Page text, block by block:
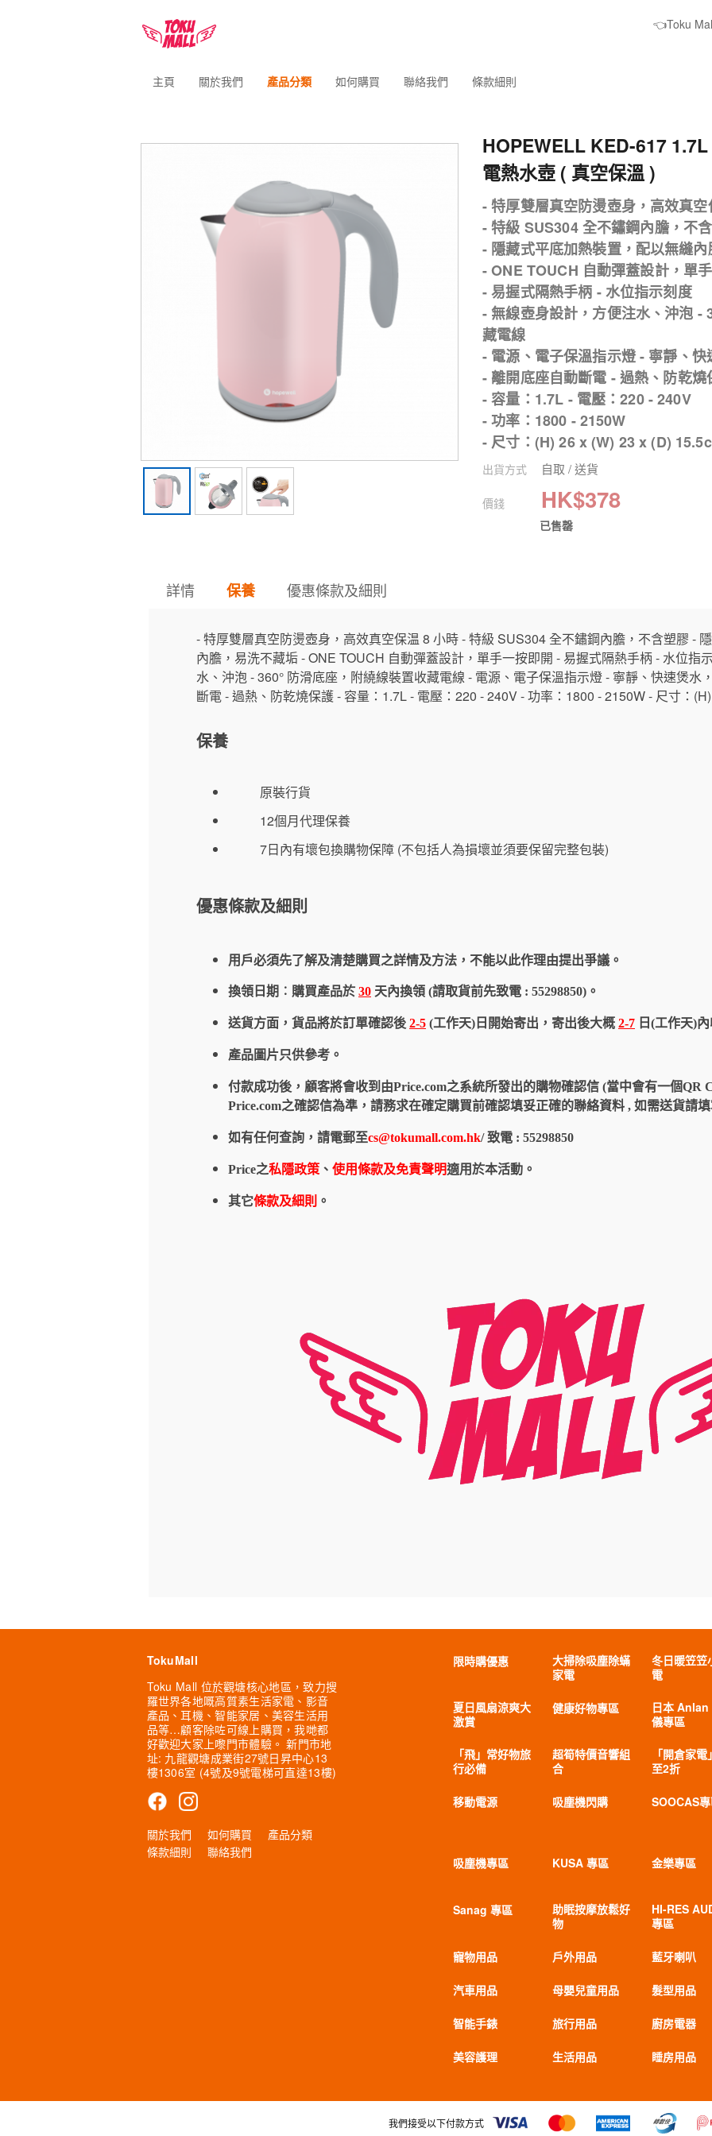
👈Toku
主頁 關於我們 產品分類 如何購買 聯絡我們 條款細則
HOPEWELL KED-617
電熱水壺 ( 真空保溫 )
- 特厚雙層真空防燙壺身，高效真
- 特級 SUS304 全不鏽鋼內膽，不
- 隱藏式平底加熱裝置，配以無縫
- ONE TOUCH 自動彈蓋設計，單
- 易握式隔熱手柄 - 水位指示刻度
- 無線壺身設計，方便注水、沖泡 -
藏電線
- 電源、電子保溫指示燈 - 寧靜、
- 離開底座自動斷電 - 過熱、防乾燒
- 容量：1.7L - 電壓：220 - 240V
- 功率：1800 - 2150W
- 尺寸：(H) 26 x (W) 23 x (D)
出貨方式 自取 / 送貨
價錢 HK$378
已售罄
詳情 保養 優惠條款及細則
- 特厚雙層真空防燙壺身，高效真空保温 8 小時 - 特級 SUS304 全不鏽鋼內膽，不含塑膠 -
內膽，易洗不藏垢 - ONE TOUCH 自動彈蓋設計，單手一按即開 - 易握式隔熱手柄 - 水位指
水、沖泡 - 360° 防滑底座，附繞線裝置收藏電線 - 電源、電子保溫指示燈 - 寧靜、快速煲水
斷電 - 過熱、防乾燒保護 - 容量：1.7L - 電壓：220 - 240V - 功率：1800 - 2150W - 尺寸：
保養
原裝行貨
12個月代理保養
7日內有壞包換購物保障 (不包括人為損壞並須要保留完整包裝)
優惠條款及細則
用戶必須先了解及清楚購買之詳情及方法，不能以此作理由提出爭議。
換領日期︰購買產品於 30 天內換領 (請取貨前先致電 : 55298850)。
送貨方面，貨品將於訂單確認後 2-5 (工作天)日開始寄出，寄出後大概 2-7 日(工作天)
產品圖片只供參考。
付款成功後，顧客將會收到由Price.com之系統所發出的購物確認信 (當中會有一個QR
Price.com之確認信為準，請務求在確定購買前確認填妥正確的聯絡資料 , 如需送貨請
如有任何查詢，請電郵至cs@tokumall.com.hk/ 致電 : 55298850
Price之私隱政策 、 使用條款及免責聲明適用於本活動。
其它條款及細則 。
TokuMall
Toku Mall 位於觀塘核心地區，致力搜
羅世界各地嘅高質素生活家電、影音
產品、耳機、智能家居、美容生活用
品等…顧客除咗可線上購買，我哋都
好歡迎大家上嚟門市體驗。 新門市地
址: 九龍觀塘成業街27號日昇中心13
樓1306室 (4號及9號電梯可直達13樓)
關於我們 如何購買
產品分類
條款細則
聯絡我們
限時購優惠
大掃除吸塵除蟎
家電
冬日暖笠笠
電
夏日風扇涼爽大
激賞
健康好物專區
日本 Anlan
儀專區
「飛」常好物旅
行必備
超筍特價音響組
合
「開倉家電
至2折
移動電源 吸塵機閃購 SOOCAS
吸塵機專區 KUSA 專區 金樂專區
Sanag 專區
助眠按摩放鬆好
物
HI-RES
專區
寵物用品 戶外用品 藍牙喇叭
汽車用品 母嬰兒童用品 髮型用品
智能手錶 旅行用品 廚房電器
美容護理 生活用品 睡房用品
我們接受以下付款方式